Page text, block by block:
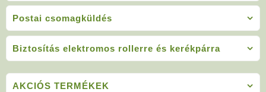
Postai csomagküldés
Biztosítás elektromos rollerre és kerékpárra
AKCIÓS TERMÉKEK